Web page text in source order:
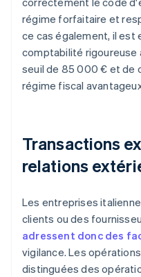
régime forfaitaire et
ce cas également, il est
comptabilité rigoureuse
seuil de 85 000 € et de
régime fiscal
Transactions
relations
Les entreprises
clients ou des
adressent donc des
vigilance. Les
distinguées des